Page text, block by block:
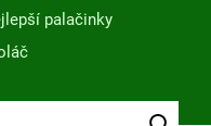
palačinky